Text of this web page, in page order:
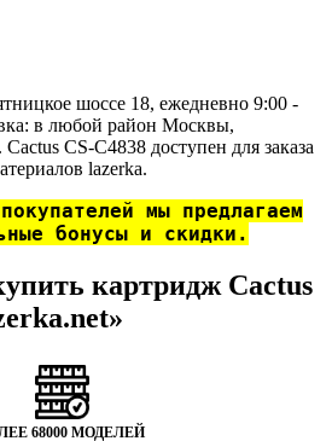
шоссе 18, ежедневно 9:00 -
в любой район Москвы,
CS-C4838 доступен для заказа
lazerka.
мы предлагаем
бонусы и скидки.
картридж Cactus
68000 МОДЕЛЕЙ